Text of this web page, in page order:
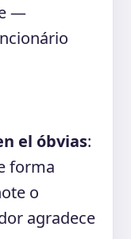
—
el óbvias:
forma
o
agradece